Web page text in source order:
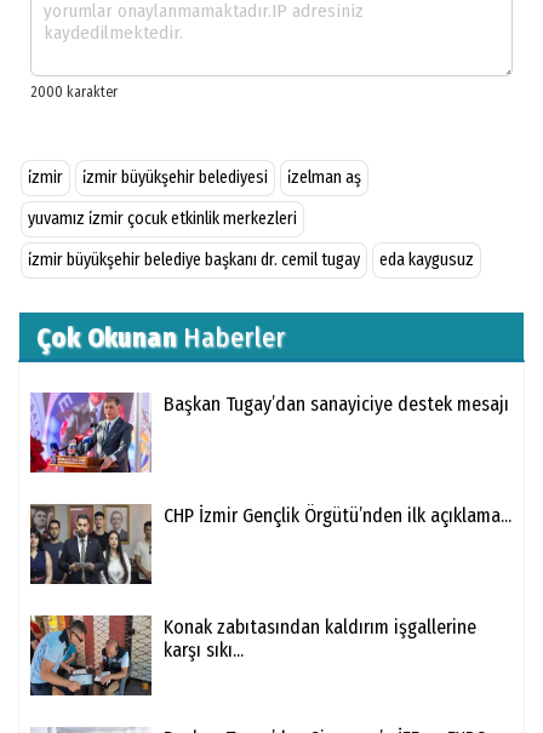
i̇zmir i̇zmir büyükşehir belediyesi
i̇zelman aş
yuvamız i̇zmir çocuk etkinlik merkezleri
i̇zmir büyükşehir belediye başkanı dr. cemil tugay
eda kaygusuz
Çok OkunanHaberler
Başkan Tugay’dan sanayiciye destek mesajı
CHP İzmir Gençlik Örgütü’nden ilk açıklama...
Konak zabıtasından kaldırım işgallerine
karşı sıkı...